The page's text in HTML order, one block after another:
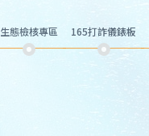
生態檢核專區 165打詐儀錶板